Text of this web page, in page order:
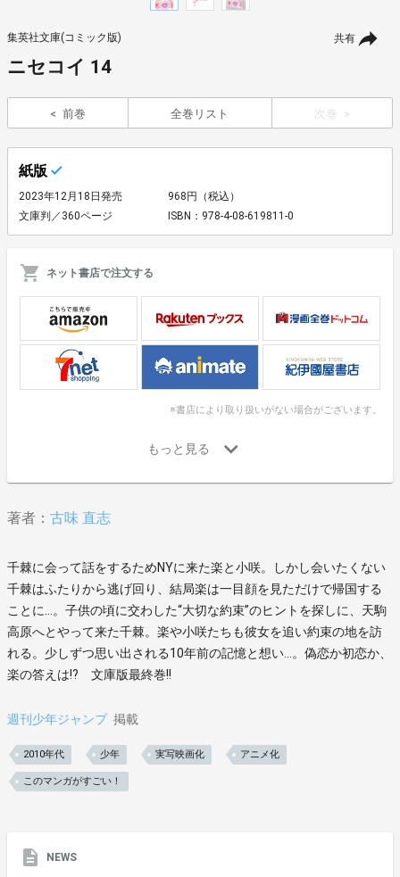
共有
集英社文庫(コミック版)
ニセコイ 14
前巻 全巻リスト 次巻
紙版
2023年12月18日発売
968円（税込）
文庫判／360ページ
ISBN：978-4-08-619811-0
ネット書店で注文する
※書店により取り扱いがない場合がございます。
著者： 古味 直志
千棘に会って話をするためNYに来た楽と小咲。しかし会いたくない
千棘はふたりから逃げ回り、結局楽は一目顔を見ただけで帰国する
ことに…。子供の頃に交わした“大切な約束”のヒントを探しに、天駒
高原へとやって来た千棘。楽や小咲たちも彼女を追い約束の地を訪
れる。少しずつ思い出される10年前の記憶と想い…。偽恋か初恋か、
楽の答えは!? 文庫版最終巻!!
週刊少年ジャンプ 掲載
2010年代 少年 実写映画化 アニメ化
このマンガがすごい！
NEWS